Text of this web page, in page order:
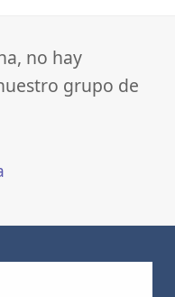
no hay
grupo de